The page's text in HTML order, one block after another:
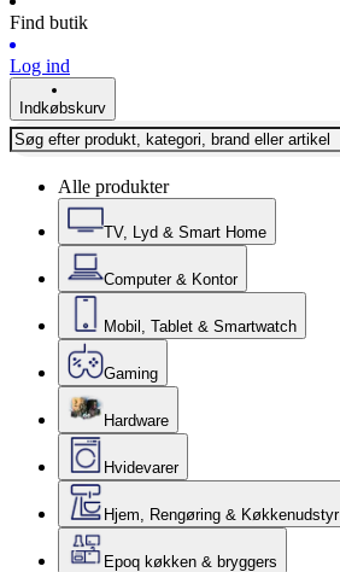
Find butik
Log ind
Indkøbskurv
Alle produkter
TV, Lyd & Smart Home
Computer & Kontor
Mobil, Tablet & Smartwatch
Gaming
Hardware
Hvidevarer
Hjem, Rengøring & Køkkenudstyr
Epoq køkken & bryggers